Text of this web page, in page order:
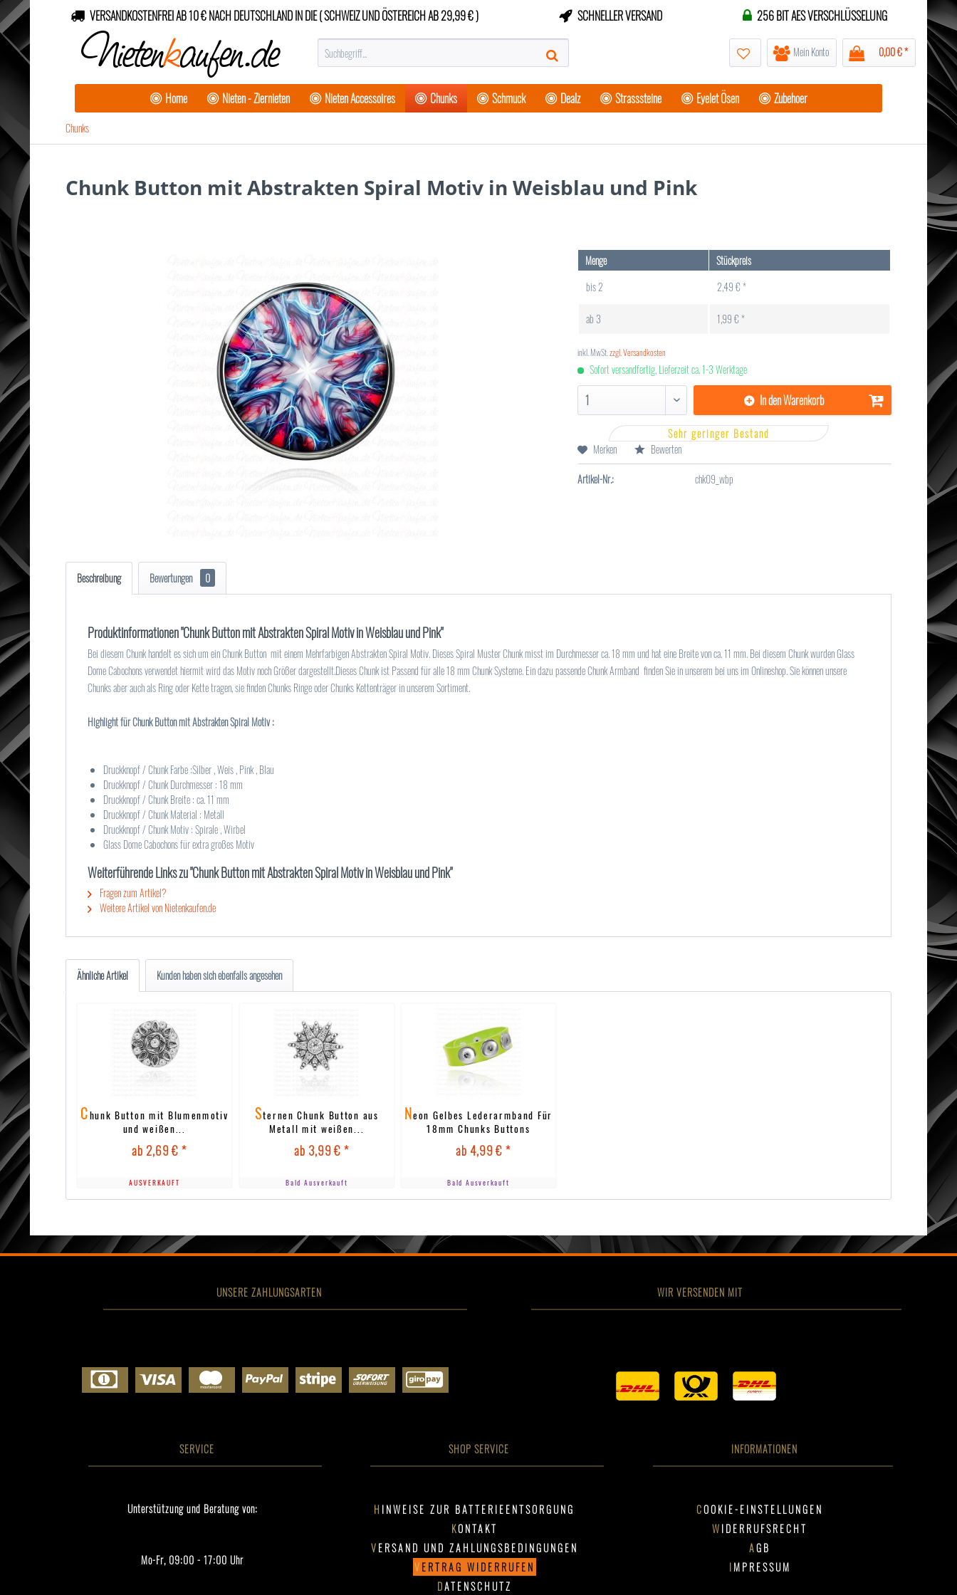
VERSANDKOSTENFREI AB 10 € NACH DEUTSCHLAND IN DIE ( SCHWEIZ UND ÖSTEREICH AB 29,99 € ) SCHNELLER VERSAND 256 BIT AES VERSCHLÜSSELUNG
Nietenkaufen.de Mein Konto 0,00 € *
Home Nieten - Ziernieten Nieten Accessoires Chunks Schmuck Dealz Strasssteine Eyelet Ösen Zubehoer
Chunks
Chunk Button mit Abstrakten Spiral Motiv in Weisblau und Pink
Menge
Stückpreis
bis2 2,49 € *
ab 3 1,99 € *
inkl. MwSt.zzgl. Versandkosten
Sofort versandfertig, Lieferzeit ca. 1-3 Werktage
In denWarenkorb
Sehr geringer Bestand
Merken
Bewerten
Artikel-Nr.:
chk09_wbp
Beschreibung Bewertungen 0
Produktinformationen "Chunk Button mit Abstrakten Spiral Motiv in Weisblau und Pink"
Bei diesem Chunk handelt es sich um ein Chunk Button mit einem Mehrfarbigen Abstrakten Spiral Motiv. Dieses Spiral Muster Chunk misst im Durchmesser ca. 18 mm und hat eine Breite von ca. 11 mm. Bei diesem Chunk wurden Glass
Dome Cabochons verwendet hiermit wird das Motiv noch Größer dargestellt.Dieses Chunk ist Passend für alle 18 mm Chunk Systeme. Ein dazu passende Chunk Armband finden Sie in unserem bei uns im Onlineshop. Sie können unsere
Chunks aber auch als Ring oder Kette tragen, sie finden Chunks Ringe oder Chunks Kettenträger in unserem Sortiment.
Highlight für Chunk Button mit Abstrakten Spiral Motiv :
Druckknopf / Chunk Farbe :Silber , Weis , Pink , Blau
Druckknopf / Chunk Durchmesser : 18 mm
Druckknopf / Chunk Breite : ca. 11 mm
Druckknopf / Chunk Material : Metall
Druckknopf / Chunk Motiv : Spirale , Wirbel
Glass Dome Cabochons für extra großes Motiv
Weiterführende Links zu "Chunk Button mit Abstrakten Spiral Motiv in Weisblau und Pink"
Fragen zum Artikel?
Weitere Artikel von Nietenkaufen.de
Ähnliche Artikel Kunden haben sich ebenfalls angesehen
Chunk Button mit Blumenmotiv
und weißen...
ab 2,69 € *
AUSVERKAUFT
Sternen Chunk Button aus
Metall mit weißen...
ab 3,99 € *
Bald Ausverkauft
Neon Gelbes Lederarmband Für
18mm Chunks Buttons
ab 4,99 € *
Bald Ausverkauft
UNSERE ZAHLUNGSARTEN WIR VERSENDEN MIT
SERVICE
Unterstützung und Beratung von:
Mo-Fr, 09:00 - 17:00 Uhr
SHOP SERVICE
HINWEISE ZUR BATTERIEENTSORGUNG
KONTAKT
VERSAND UND ZAHLUNGSBEDINGUNGEN
VERTRAG WIDERRUFEN
DATENSCHUTZ
INFORMATIONEN
COOKIE-EINSTELLUNGEN
WIDERRUFSRECHT
AGB
IMPRESSUM